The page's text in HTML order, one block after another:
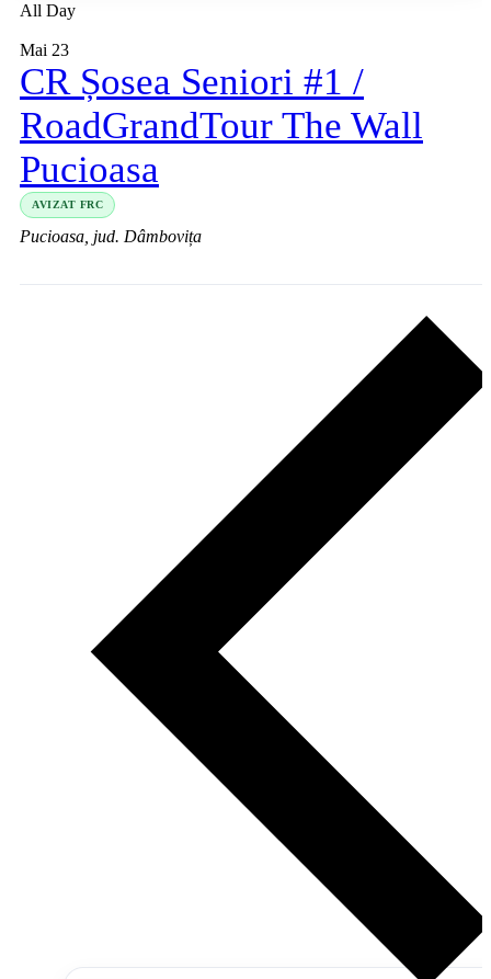
All Day
Mai 23
CR Șosea Seniori #1 /
RoadGrandTour The Wall
Pucioasa
AVIZAT FRC
Pucioasa, jud. Dâmbovița